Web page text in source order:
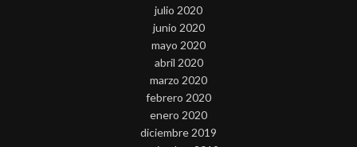
julio 2020
junio 2020
mayo 2020
abril 2020
marzo 2020
febrero 2020
enero 2020
diciembre 2019